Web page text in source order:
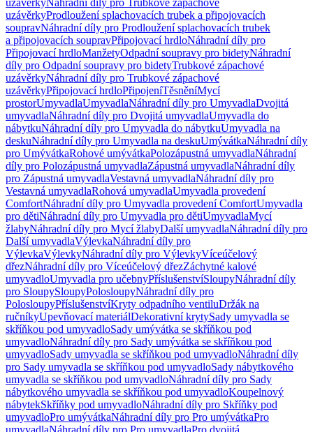
uzávěrkyNáhradní díly pro Trubkové zápachové
uzávěrkyProdloužení splachovacích trubek a připojovacích
soupravNáhradní díly pro Prodloužení splachovacích trubek
a připojovacích soupravPřipojovací hrdloNáhradní díly pro
Připojovací hrdloManžetyOdpadní soupravy pro bidetyNáhradní
díly pro Odpadní soupravy pro bidetyTrubkové zápachové
uzávěrkyNáhradní díly pro Trubkové zápachové
uzávěrkyPřipojovací hrdloPřipojeníTěsněníMycí
prostorUmyvadlaUmyvadlaNáhradní díly pro UmyvadlaDvojitá
umyvadlaNáhradní díly pro Dvojitá umyvadlaUmyvadla do
nábytkuNáhradní díly pro Umyvadla do nábytkuUmyvadla na
deskuNáhradní díly pro Umyvadla na deskuUmývátkaNáhradní díly
pro UmývátkaRohové umývátkaPolozápustná umyvadlaNáhradní
díly pro Polozápustná umyvadlaZápustná umyvadlaNáhradní díly
pro Zápustná umyvadlaVestavná umyvadlaNáhradní díly pro
Vestavná umyvadlaRohová umyvadlaUmyvadla provedení
ComfortNáhradní díly pro Umyvadla provedení ComfortUmyvadla
pro dětiNáhradní díly pro Umyvadla pro dětiUmyvadlaMycí
žlabyNáhradní díly pro Mycí žlabyDalší umyvadlaNáhradní díly pro
Další umyvadlaVýlevkaNáhradní díly pro
VýlevkaVýlevkyNáhradní díly pro VýlevkyVíceúčelový
dřezNáhradní díly pro Víceúčelový dřezZáchytné kalové
umyvadloUmyvadla pro učebnyPříslušenstvíSloupyNáhradní díly
pro SloupySloupyPolosloupyNáhradní díly pro
PolosloupyPříslušenstvíKryty odpadního ventiluDržák na
ručníkyUpevňovací materiálDekorativní krytySady umyvadla se
skříňkou pod umyvadloSady umývátka se skříňkou pod
umyvadloNáhradní díly pro Sady umývátka se skříňkou pod
umyvadloSady umyvadla se skříňkou pod umyvadloNáhradní díly
pro Sady umyvadla se skříňkou pod umyvadloSady nábytkového
umyvadla se skříňkou pod umyvadloNáhradní díly pro Sady
nábytkového umyvadla se skříňkou pod umyvadloKoupelnový
nábytekSkříňky pod umyvadloNáhradní díly pro Skříňky pod
umyvadloPro umývátkaNáhradní díly pro Pro umývátkaPro
umyvadlaNáhradní díly pro Pro umyvadlaPro dvojitá